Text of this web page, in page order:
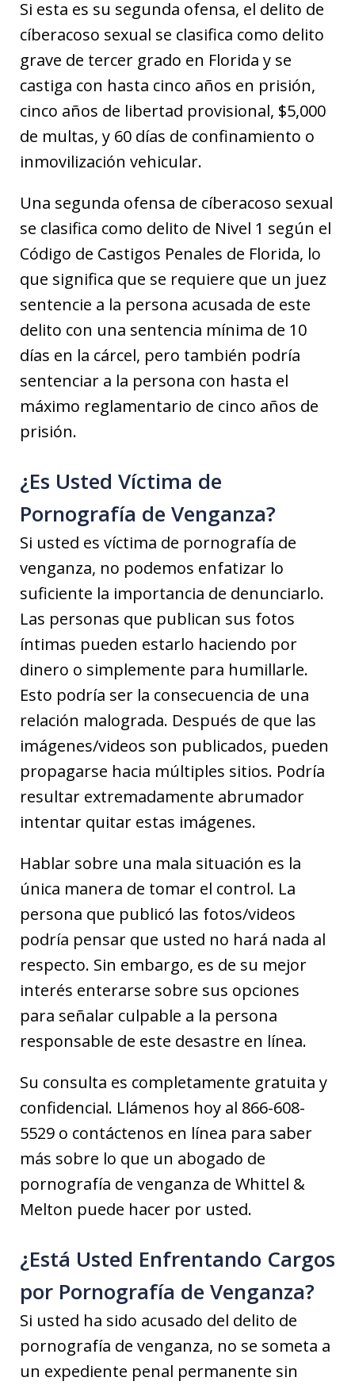
Si esta es su segunda ofensa, el delito de
cíberacoso sexual se clasifica como delito
grave de tercer grado en Florida y se
castiga con hasta cinco años en prisión,
cinco años de libertad provisional, $5,000
de multas, y 60 días de confinamiento o
inmovilización vehicular.
Una segunda ofensa de cíberacoso sexual
se clasifica como delito de Nivel 1 según el
Código de Castigos Penales de Florida, lo
que significa que se requiere que un juez
sentencie a la persona acusada de este
delito con una sentencia mínima de 10
días en la cárcel, pero también podría
sentenciar a la persona con hasta el
máximo reglamentario de cinco años de
prisión.
¿Es Usted Víctima de
Pornografía de Venganza?
Si usted es víctima de pornografía de
venganza, no podemos enfatizar lo
suficiente la importancia de denunciarlo.
Las personas que publican sus fotos
íntimas pueden estarlo haciendo por
dinero o simplemente para humillarle.
Esto podría ser la consecuencia de una
relación malograda. Después de que las
imágenes/videos son publicados, pueden
propagarse hacia múltiples sitios. Podría
resultar extremadamente abrumador
intentar quitar estas imágenes.
Hablar sobre una mala situación es la
única manera de tomar el control. La
persona que publicó las fotos/videos
podría pensar que usted no hará nada al
respecto. Sin embargo, es de su mejor
interés enterarse sobre sus opciones
para señalar culpable a la persona
responsable de este desastre en línea.
Su consulta es completamente gratuita y
confidencial. Llámenos hoy al 866-608-
5529 o contáctenos en línea para saber
más sobre lo que un abogado de
pornografía de venganza de Whittel &
Melton puede hacer por usted.
¿Está Usted Enfrentando Cargos
por Pornografía de Venganza?
Si usted ha sido acusado del delito de
pornografía de venganza, no se someta a
un expediente penal permanente sin